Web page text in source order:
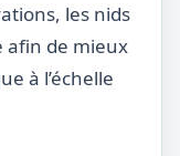
les nids
afin de mieux
à l’échelle